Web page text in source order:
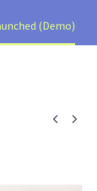
(Demo)
 